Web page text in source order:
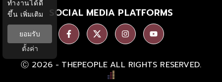
SOCIAL MEDIA PLATFORMS
Ⓒ 2026 - THEPEOPLE ALL RIGHTS RESERVED.
ทำงานได้ดี
ขึ้น เพิ่มเติม
ยอมรับ
ตั้งค่า